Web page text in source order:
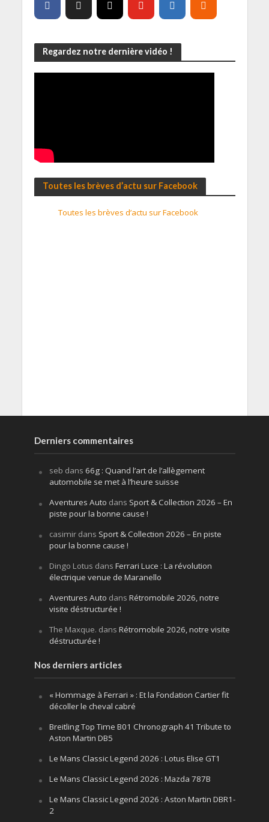
Regardez notre dernière vidéo !
Toutes les brèves d’actu sur Facebook
Toutes les brèves d’actu sur Facebook
Derniers commentaires
seb dans 66g : Quand l’art de l’allègement
automobile se met à l’heure suisse
Aventures Auto dans Sport & Collection 2026 – En
piste pour la bonne cause !
casimirdans Sport & Collection 2026 – En piste
pour la bonne cause !
Dingo Lotus dans Ferrari Luce : La révolution
électrique venue de Maranello
Aventures Auto dans Rétromobile 2026, notre
visite déstructurée !
The Maxque. dans Rétromobile 2026, notre visite
déstructurée !
Nos derniers articles
« Hommage à Ferrari » : Et la Fondation Cartier fit
décoller le cheval cabré
Breitling Top Time B01 Chronograph 41 Tribute to
Aston Martin DB5
Le Mans Classic Legend 2026 : Lotus Elise GT1
Le Mans Classic Legend 2026 : Mazda 787B
Le Mans Classic Legend 2026 : Aston Martin DBR1-
2